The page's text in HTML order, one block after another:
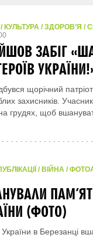
/ ЗДОРОВ’Я /
ЗАБІГ
щорічний
захисників.
грудях, щоб
/ ВІЙНА /
(ФОТО)
України в Березанці